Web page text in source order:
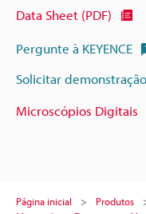
Data Sheet (PDF)
Pergunte à KEYENCE
Solicitar demonstração
Microscópios Digitais
Página inicial Produtos